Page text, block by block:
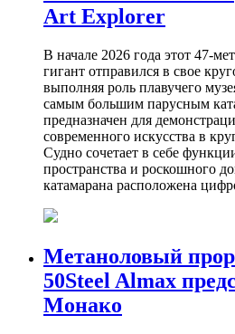
Art Explorer
В начале 2026 года этот 47-
гигант отправился в свое
выполняя роль плавучего
самым большим парусным
предназначен для
современного искусства в
Судно сочетает в себе
пространства и роскошного
катамарана расположена
Метаноловый
50Steel Almax
Монако